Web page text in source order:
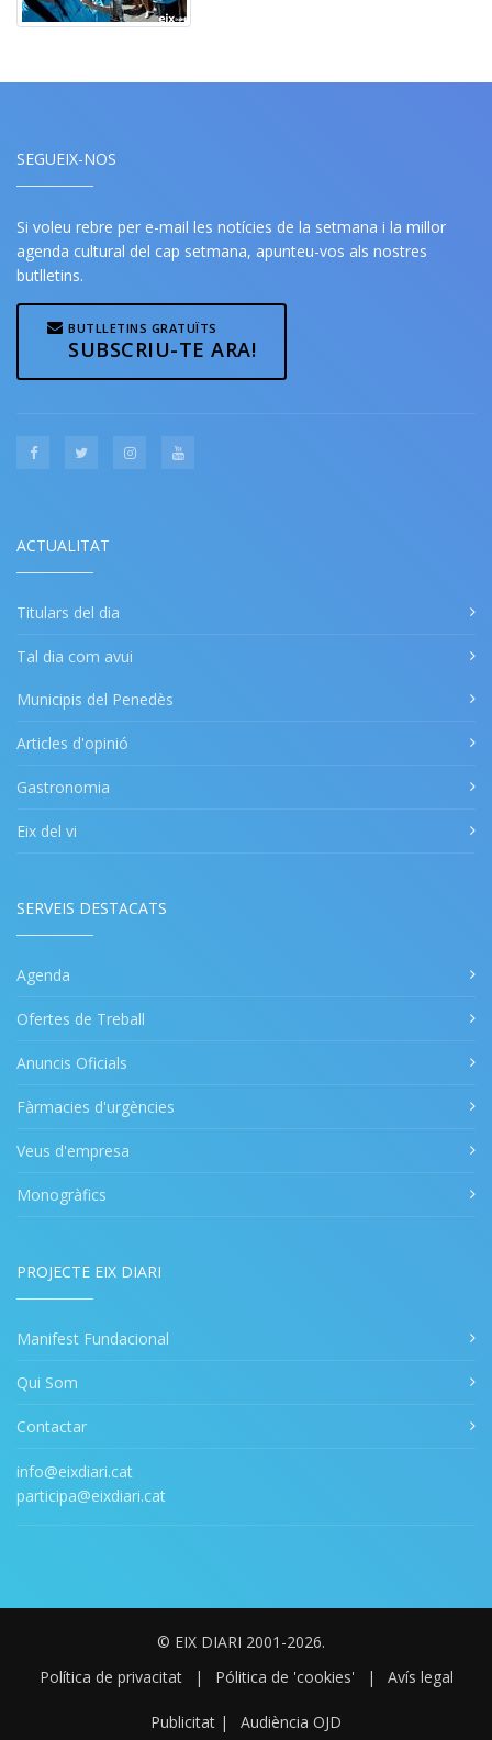
SEGUEIX-NOS
Si voleu rebre per e-mail les notícies de la setmana i la millor
agenda cultural del cap setmana, apunteu-vos als nostres
butlletins.
BUTLLETINS GRATUÏTS
SUBSCRIU-TE ARA!
ACTUALITAT
Titulars del dia
Tal dia com avui
Municipis del Penedès
Articles d'opinió
Gastronomia
Eix del vi
SERVEIS DESTACATS
Agenda
Ofertes de Treball
Anuncis Oficials
Fàrmacies d'urgències
Veus d'empresa
Monogràfics
PROJECTE EIX DIARI
Manifest Fundacional
Qui Som
Contactar
info@eixdiari.cat
participa@eixdiari.cat
© EIX DIARI 2001-2026.
Política de privacitat
| Pólitica de 'cookies' | Avís legal
Publicitat | Audiència OJD